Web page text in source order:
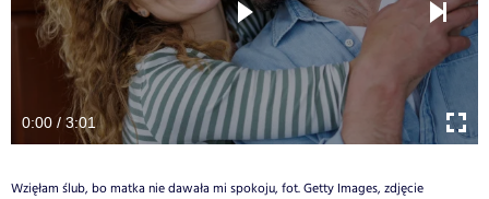
0:00 / 3:01
Wzięłam ślub, bo matka nie dawała mi spokoju, fot. Getty Images, zdjęcie